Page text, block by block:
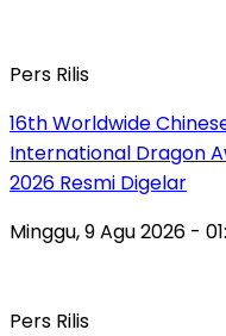
Pers Rilis
16th Worldwide
International Dragon
2026 Resmi Digelar
Minggu, 9 Agu 2026 -
Pers Rilis